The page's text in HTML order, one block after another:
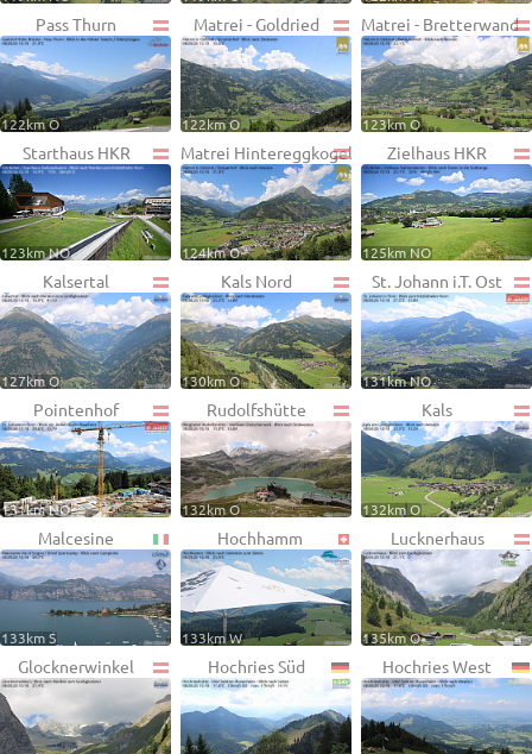
Pass Thurn
122km O
Matrei - Goldried
122km O
Matrei - Bretterwand
123km O
Starthaus HKR
123km NO
Matrei Hintereggkogel
124km O
Zielhaus HKR
125km NO
Kalsertal
127km O
Kals Nord
130km O
St. Johann i.T. Ost
131km NO
Pointenhof
131km NO
Rudolfshütte
132km O
Kals
132km O
Malcesine
133km S
Hochhamm
133km W
Lucknerhaus
135km O
Glocknerwinkel Hochries Süd Hochries West